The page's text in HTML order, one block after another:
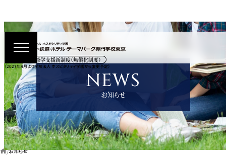
高等教育の修学支援新制度（無償化制度）
（2027年4月より学校法人 ホスピタリティ学園から変更予定）
NEWS
お知らせ
お知らせ